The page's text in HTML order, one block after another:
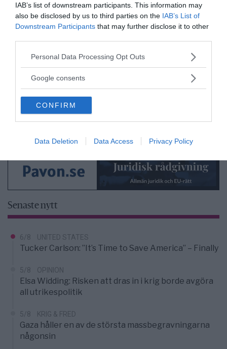
IAB’s list of downstream participants. This information may
also be disclosed by us to third parties on the IAB’s List of
Downstream Participants that may further disclose it to other
Please note that this website/app uses one or more Google
not limited to your visit or usage behaviour. You may click to
use your data for below specified purposes in below Google
consent section.
Personal Data Processing Opt Outs
Google consents
CONFIRM
Data Deletion Data Access Privacy Policy
Senaste nytt
6/8 UNITED STATES
Tucker Carlson: ”It’s Time to Save America” – Finally
5/8 OPINION
Elsa Widding: Risken att dras in i krig borde avgöra
all utrikespolitik
5/8 KRIG & FRED
Gaza håller en av de största massbegravningarna
någonsin